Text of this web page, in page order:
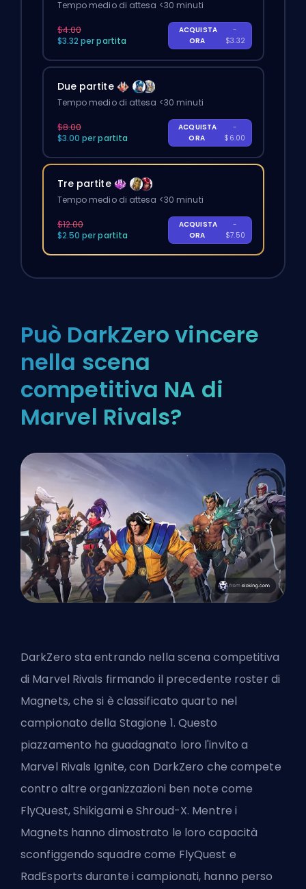
Tempo medio di attesa <30 minuti
$4.00
$3.32 per partita
ACQUISTA
ORA
-
$3.32
Due partite
Tempo medio di attesa <30 minuti
$8.00
$3.00 per partita
ACQUISTA
ORA
-
$6.00
Tre partite
Tempo medio di attesa <30 minuti
$12.00
$2.50 per partita
ACQUISTA
ORA
-
$7.50
Può DarkZero vincere
nella scena
competitiva NA di
Marvel Rivals?
DarkZero sta entrando nella scena competitiva
di Marvel Rivals firmando il precedente roster di
Magnets, che si è classificato quarto nel
campionato della Stagione 1. Questo
piazzamento ha guadagnato loro l'invito a
Marvel Rivals Ignite, con DarkZero che compete
contro altre organizzazioni ben note come
FlyQuest, Shikigami e Shroud-X. Mentre i
Magnets hanno dimostrato le loro capacità
sconfiggendo squadre come FlyQuest e
RadEsports durante i campionati, hanno perso